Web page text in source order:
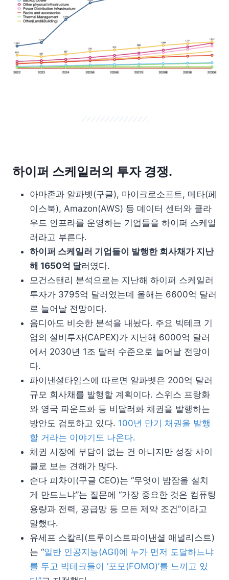
하이퍼 스케일러의 투자 경쟁.
아마존과 알파벳(구글), 마이크로소프트, 메타(페
이스북), Amazon(AWS) 등 데이터 센터와 클라
우드 인프라를 운영하는 기업들을 하이퍼 스케일
러라고 부른다.
하이퍼 스케일러 기업들이 발행한 회사채가 지난
해 1650억 달러였다.
모건스탠리 분석으로는 지난해 하이퍼 스케일러
투자가 3795억 달러였는데 올해는 6600억 달러
로 늘어날 전망이다.
옴디아도 비슷한 분석을 내놨다. 주요 빅테크 기
업의 설비투자(CAPEX)가 지난해 6000억 달러
에서 2030년 1조 달러 수준으로 늘어날 전망이
다.
파이낸셜타임스에 따르면 알파벳은 200억 달러
규모 회사채를 발행할 계획이다. 스위스 프랑화
와 영국 파운드화 등 비달러화 채권을 발행하는
방안도 검토하고 있다. 100년 만기 채권을 발행
할 거라는 이야기도 나온다.
채권 시장에 부담이 없는 건 아니지만 성장 사이
클로 보는 견해가 많다.
순다 피차이(구글 CEO)는 “무엇이 밤잠을 설치
게 만드느냐”는 질문에 “가장 중요한 것은 컴퓨팅
용량과 전력, 공급망 등 모든 제약 조건”이라고
말했다.
유세프 스칼리(트루이스트파이낸셜 애널리스트)
는 “일반 인공지능(AGI)에 누가 먼저 도달하느냐
를 두고 빅테크들이 ‘포모(FOMO)’를 느끼고 있